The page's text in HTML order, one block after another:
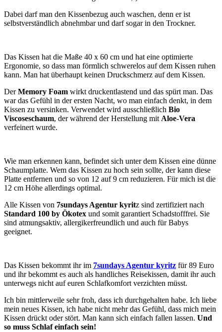
Dabei darf man den Kissenbezug auch waschen, denn er ist
selbstverständlich abnehmbar und darf sogar in den Trockner.
Das Kissen hat die Maße 40 x 60 cm und hat eine optimierte
Ergonomie, so dass man förmlich schwerelos auf dem Kissen ruhen
kann. Man hat überhaupt keinen Druckschmerz auf dem Kissen.
DerMemory Foam wirkt druckentlastend und das spürt man. Das
war das Gefühl in der ersten Nacht, wo man einfach denkt, in dem
Kissen zu versinken. Verwendet wird ausschließlich Bio
Viscoseschaum, der während der Herstellung mitAloe-Vera
verfeinert wurde.
Wie man erkennen kann, befindet sich unter dem Kissen eine dünne
Schaumplatte. Wem das Kissen zu hoch sein sollte, der kann diese
Platte entfernen und so von 12 auf 9 cm reduzieren. Für mich ist die
12 cm Höhe allerdings optimal.
Alle Kissen von 7sundays Agentur kyritz sind zertifiziert nach
Standard 100 by Ökotex und somit garantiert Schadstofffrei. Sie
sind atmungsaktiv, allergikerfreundlich und auch für Babys
geeignet.
Das Kissen bekommt ihr im 7sundays Agentur kyritz für 89 Euro
und ihr bekommt es auch als handliches Reisekissen, damit ihr auch
unterwegs nicht auf euren Schlafkomfort verzichten müsst.
Ich bin mittlerweile sehr froh, dass ich durchgehalten habe. Ich liebe
mein neues Kissen, ich habe nicht mehr das Gefühl, dass mich mein
Kissen drückt oder stört. Man kann sich einfach fallen lassen. Und
so muss Schlaf einfach sein!